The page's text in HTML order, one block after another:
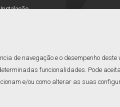
Instalação
de navegação e o desempenho
funcionalidades. Pode
e/ou como alterar as suas